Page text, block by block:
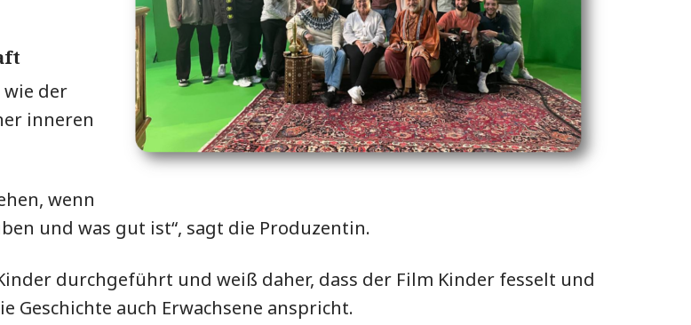
wie der
inneren
wenn
und was gut ist“, sagt die Produzentin.
durchgeführt und weiß daher, dass der Film Kinder fesselt und
auch Erwachsene anspricht.